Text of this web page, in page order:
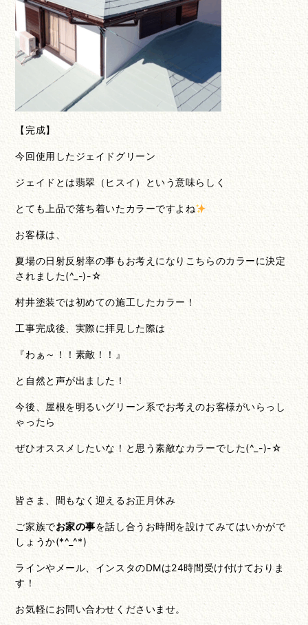
【完成】
今回使用したジェイドグリーン
ジェイドとは翡翠（ヒスイ）という意味らしく
とても上品で落ち着いたカラーですよね
お客様は、
夏場の日射反射率の事もお考えになりこちらのカラーに決定
されました(^_-)-☆
村井塗装では初めての施工したカラー！
工事完成後、実際に拝見した際は
『わぁ～！！素敵！！』
と自然と声が出ました！
今後、屋根を明るいグリーン系でお考えのお客様がいらっし
ゃったら
ぜひオススメしたいな！と思う素敵なカラーでした(^_-)-☆
皆さま、間もなく迎えるお正月休み
ご家族でお家の事を話し合うお時間を設けてみてはいかがで
しょうか(*^_^*)
ラインやメール、インスタのDMは24時間受け付けておりま
す！
お気軽にお問い合わせくださいませ。